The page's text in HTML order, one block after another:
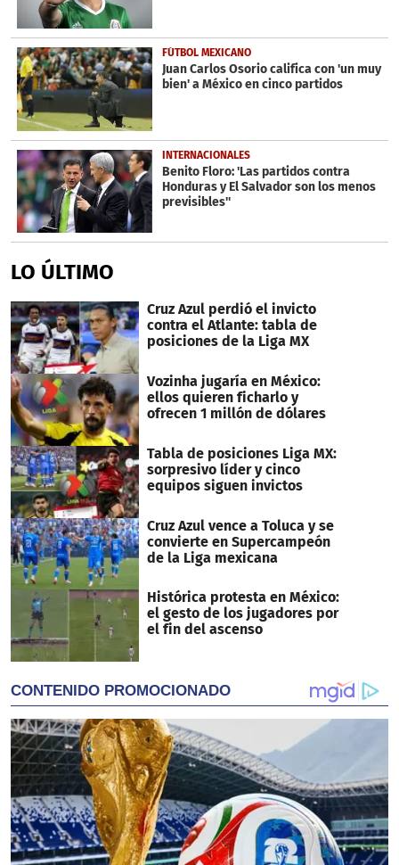
FÚTBOL MEXICANO
Juan Carlos Osorio califica con 'un muy
bien' a México en cinco partidos
INTERNACIONALES
Benito Floro: 'Las partidos contra
Honduras y El Salvador son los menos
previsibles''
LO ÚLTIMO
Cruz Azul perdió el invicto
contra el Atlante: tabla de
posiciones de la Liga MX
Vozinha jugaría en México:
ellos quieren ficharlo y
ofrecen 1 millón de dólares
Tabla de posiciones Liga MX:
sorpresivo líder y cinco
equipos siguen invictos
Cruz Azul vence a Toluca y se
convierte en Supercampeón
de la Liga mexicana
Histórica protesta en México:
el gesto de los jugadores por
el fin del ascenso